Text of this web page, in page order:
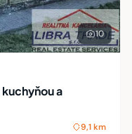
10
a
9,1 km